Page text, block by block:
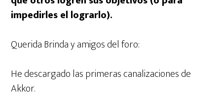
impedirles el lograrlo).
Querida Brinda y amigos del foro:
He descargado las primeras canalizaciones de
Akkor.